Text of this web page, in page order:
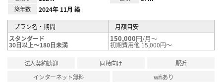
築年数 2024年 11月 築
プラン名・期間
月額目安
スタンダード
30日以上～180日未満
150,000円/月～
初期費用他 15,000円～
法人契約歓迎 同棲向け
駅近
インターネット無料
wifiあり